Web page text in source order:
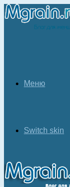
Меню
Switch skin